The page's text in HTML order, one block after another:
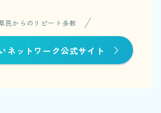
民からのリピート多数
ネットワーク公式サイト